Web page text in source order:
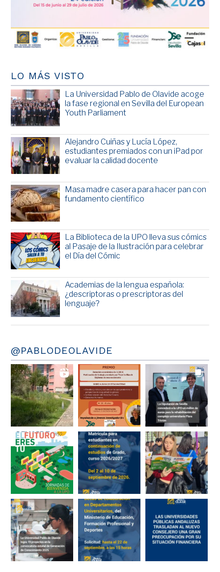
LO MÁS VISTO
La Universidad Pablo de Olavide acoge
la fase regional en Sevilla del European
Youth Parliament
Alejandro Cuiñas y Lucía López,
estudiantes premiados con un iPad por
evaluar la calidad docente
Masa madre casera para hacer pan con
fundamento científico
La Biblioteca de la UPO lleva sus cómics
al Pasaje de la Ilustración para celebrar
el Día del Cómic
Academias de la lengua española:
¿descriptoras o prescriptoras del
lenguaje?
@PABLODEOLAVIDE